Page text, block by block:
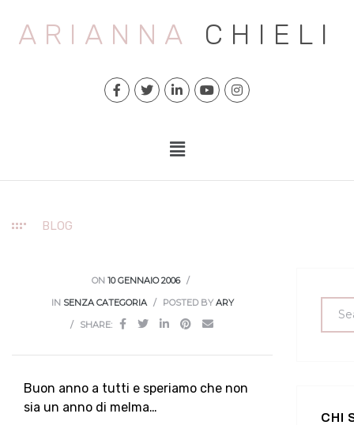
ARIANNA CHIELI
BLOG
ON 10 GENNAIO 2006
IN SENZA CATEGORIA POSTED BY ARY
SHARE:
Buon anno a tutti e speriamo che non
sia un anno di melma…
CHI